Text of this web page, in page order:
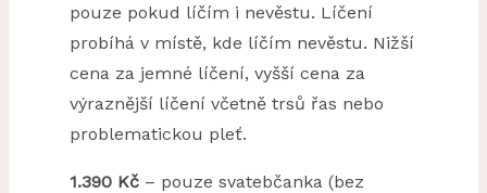
pouze pokud líčím i nevěstu. Líčení
probíhá v místě, kde líčím nevěstu. Nižší
cena za jemné líčení, vyšší cena za
výraznější líčení včetně trsů řas nebo
problematickou pleť.
1.390 Kč – pouze svatebčanka (bez